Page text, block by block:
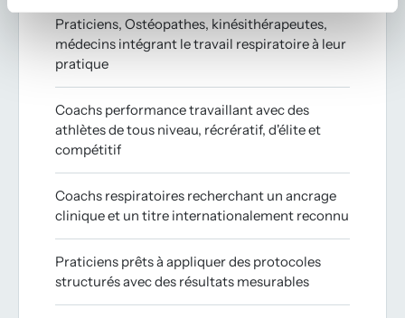
Praticiens, Ostéopathes, kinésithérapeutes,
médecins intégrant le travail respiratoire à leur
pratique
Coachs performance travaillant avec des
athlètes de tous niveau, récrératif, d'élite et
compétitif
Coachs respiratoires recherchant un ancrage
clinique et un titre internationalement reconnu
Praticiens prêts à appliquer des protocoles
structurés avec des résultats mesurables